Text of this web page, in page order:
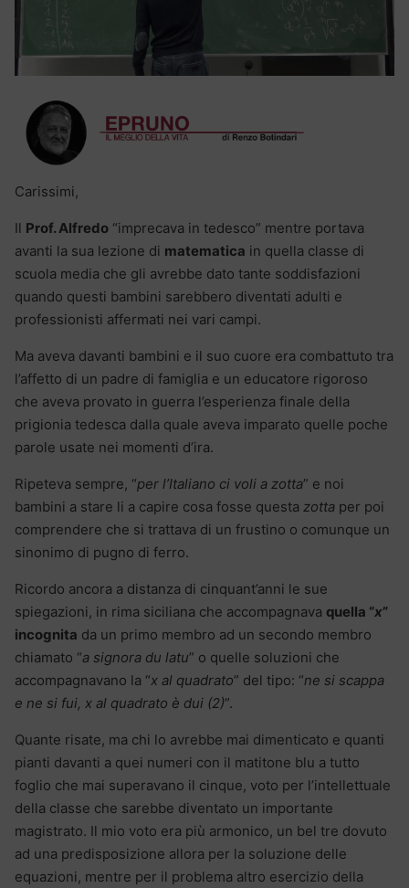
Carissimi,
Il Prof. Alfredo “imprecava in tedesco” mentre portava
avanti la sua lezione di matematica in quella classe di
scuola media che gli avrebbe dato tante soddisfazioni
quando questi bambini sarebbero diventati adulti e
professionisti affermati nei vari campi.
Ma aveva davanti bambini e il suo cuore era combattuto tra
l’affetto di un padre di famiglia e un educatore rigoroso
che aveva provato in guerra l’esperienza finale della
prigionia tedesca dalla quale aveva imparato quelle poche
parole usate nei momenti d’ira.
Ripeteva sempre, “per l’Italiano ci voli a zotta” e noi
bambini a stare li a capire cosa fosse questa zotta per poi
comprendere che si trattava di un frustino o comunque un
sinonimo di pugno di ferro.
Ricordo ancora a distanza di cinquant’anni le sue
spiegazioni, in rima siciliana che accompagnava quella “x”
incognita da un primo membro ad un secondo membro
chiamato “a signora du latu” o quelle soluzioni che
accompagnavano la “x al quadrato” del tipo: “ne si scappa
e ne si fui, x al quadrato è dui (2)”.
Quante risate, ma chi lo avrebbe mai dimenticato e quanti
pianti davanti a quei numeri con il matitone blu a tutto
foglio che mai superavano il cinque, voto per l’intellettuale
della classe che sarebbe diventato un importante
magistrato. Il mio voto era più armonico, un bel tre dovuto
ad una predisposizione allora per la soluzione delle
equazioni, mentre per il problema altro esercizio della